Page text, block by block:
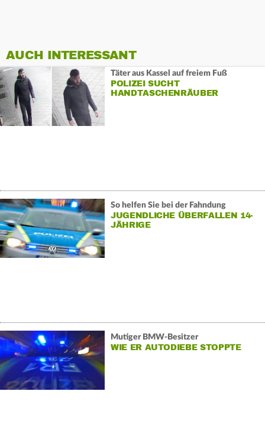
AUCH INTERESSANT
Täter aus Kassel auf freiem Fuß
POLIZEI SUCHT
HANDTASCHENRÄUBER
So helfen Sie bei der Fahndung
JUGENDLICHE ÜBERFALLEN 14-
JÄHRIGE
Mutiger BMW-Besitzer
WIE ER AUTODIEBE STOPPTE